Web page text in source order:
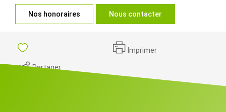
Nos honoraires Nous contacter
Imprimer
Partager